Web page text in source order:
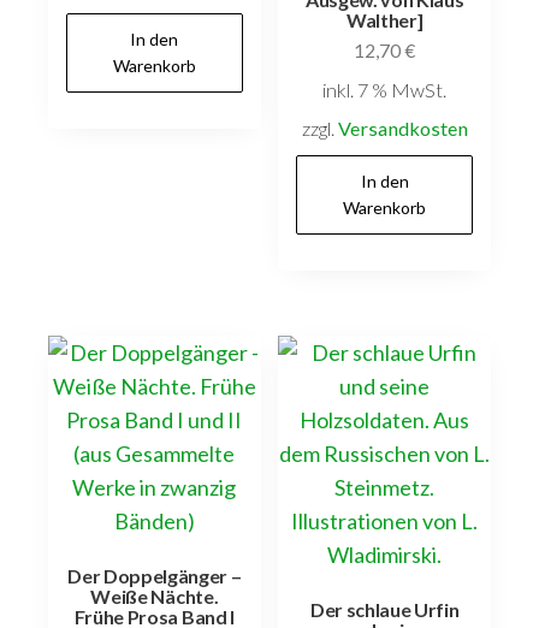
In den
Warenkorb
Walther]
12,70€
inkl. 7 % MwSt.
zzgl. Versandkosten
In den
Warenkorb
Der Doppelgänger –
Weiße Nächte.
Frühe Prosa Band I
Der schlaue Urfin